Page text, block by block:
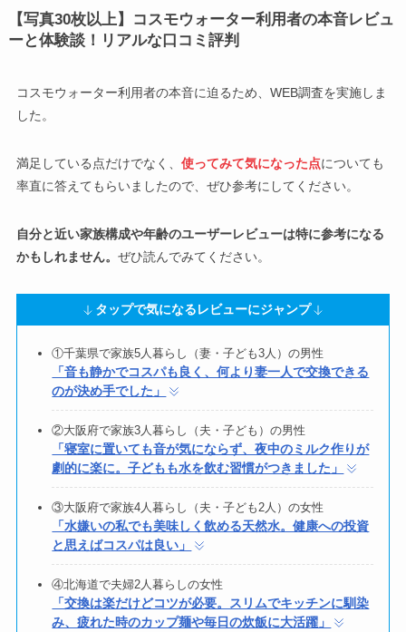
【写真30枚以上】コスモウォーター利用者の本音レビュ
ーと体験談！リアルな口コミ評判
コスモウォーター利用者の本音に迫るため、WEB調査を実施しま
した。
満足している点だけでなく、 使ってみて気になった点についても
率直に答えてもらいましたので、ぜひ参考にしてください。
自分と近い家族構成や年齢のユーザーレビューは特に参考になる
かもしれません。 ぜひ読んでみてください。
タップで気になるレビューにジャンプ
①千葉県で家族5人暮らし（妻・子ども3人）の男性
「音も静かでコスパも良く、何より妻一人で交換できる
のが決め手でした」
②大阪府で家族3人暮らし（夫・子ども）の男性
「寝室に置いても音が気にならず、夜中のミルク作りが
劇的に楽に。子どもも水を飲む習慣がつきました」
③大阪府で家族4人暮らし（夫・子ども2人）の女性
「水嫌いの私でも美味しく飲める天然水。健康への投資
と思えばコスパは良い」
④北海道で夫婦2人暮らしの女性
「交換は楽だけどコツが必要。スリムでキッチンに馴染
み、疲れた時のカップ麺や毎日の炊飯に大活躍」